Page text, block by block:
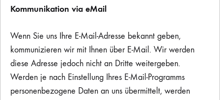
Kommunikation via eMail
Wenn Sie uns Ihre E-Mail-Adresse bekannt geben,
kommunizieren wir mit Ihnen über E-Mail. Wir werden
diese Adresse jedoch nicht an Dritte weitergeben.
Werden je nach Einstellung Ihres E-Mail-Programms
personenbezogene Daten an uns übermittelt, werden